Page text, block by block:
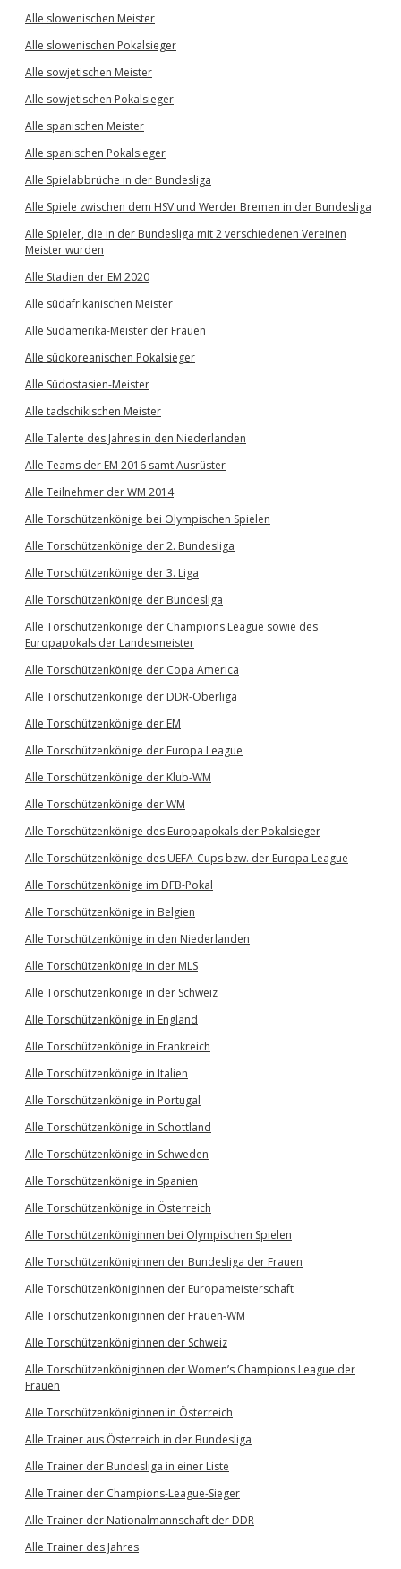
Alle slowenischen Meister
Alle slowenischen Pokalsieger
Alle sowjetischen Meister
Alle sowjetischen Pokalsieger
Alle spanischen Meister
Alle spanischen Pokalsieger
Alle Spielabbrüche in der Bundesliga
Alle Spiele zwischen dem HSV und Werder Bremen in der Bundesliga
Alle Spieler, die in der Bundesliga mit 2 verschiedenen Vereinen
Meister wurden
Alle Stadien der EM 2020
Alle südafrikanischen Meister
Alle Südamerika-Meister der Frauen
Alle südkoreanischen Pokalsieger
Alle Südostasien-Meister
Alle tadschikischen Meister
Alle Talente des Jahres in den Niederlanden
Alle Teams der EM 2016 samt Ausrüster
Alle Teilnehmer der WM 2014
Alle Torschützenkönige bei Olympischen Spielen
Alle Torschützenkönige der 2. Bundesliga
Alle Torschützenkönige der 3. Liga
Alle Torschützenkönige der Bundesliga
Alle Torschützenkönige der Champions League sowie des
Europapokals der Landesmeister
Alle Torschützenkönige der Copa America
Alle Torschützenkönige der DDR-Oberliga
Alle Torschützenkönige der EM
Alle Torschützenkönige der Europa League
Alle Torschützenkönige der Klub-WM
Alle Torschützenkönige der WM
Alle Torschützenkönige des Europapokals der Pokalsieger
Alle Torschützenkönige des UEFA-Cups bzw. der Europa League
Alle Torschützenkönige im DFB-Pokal
Alle Torschützenkönige in Belgien
Alle Torschützenkönige in den Niederlanden
Alle Torschützenkönige in der MLS
Alle Torschützenkönige in der Schweiz
Alle Torschützenkönige in England
Alle Torschützenkönige in Frankreich
Alle Torschützenkönige in Italien
Alle Torschützenkönige in Portugal
Alle Torschützenkönige in Schottland
Alle Torschützenkönige in Schweden
Alle Torschützenkönige in Spanien
Alle Torschützenkönige in Österreich
Alle Torschützenköniginnen bei Olympischen Spielen
Alle Torschützenköniginnen der Bundesliga der Frauen
Alle Torschützenköniginnen der Europameisterschaft
Alle Torschützenköniginnen der Frauen-WM
Alle Torschützenköniginnen der Schweiz
Alle Torschützenköniginnen der Women’s Champions League der
Frauen
Alle Torschützenköniginnen in Österreich
Alle Trainer aus Österreich in der Bundesliga
Alle Trainer der Bundesliga in einer Liste
Alle Trainer der Champions-League-Sieger
Alle Trainer der Nationalmannschaft der DDR
Alle Trainer des Jahres